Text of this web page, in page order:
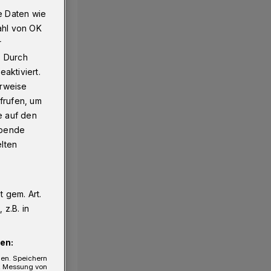
Daten wie
von OK
Durch
um
auf den
gem. Art.
z.B. in
Speichern
von